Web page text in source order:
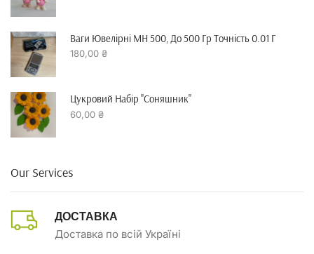
Ваги Ювелірні MH 500, До 500 Гр Точність 0.01 Г
180,00 ₴
Цукровий Набір "Соняшник"
60,00 ₴
Our Services
ДОСТАВКА
Доставка по всій Україні